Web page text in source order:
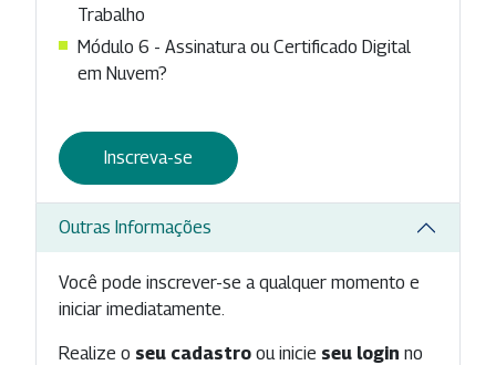
Trabalho
Módulo 6 - Assinatura ou Certificado Digital
em Nuvem?
Inscreva-se
Outras Informações
Você pode inscrever-se a qualquer momento e
iniciar imediatamente.
Realize o seu cadastro ou inicie seu login no